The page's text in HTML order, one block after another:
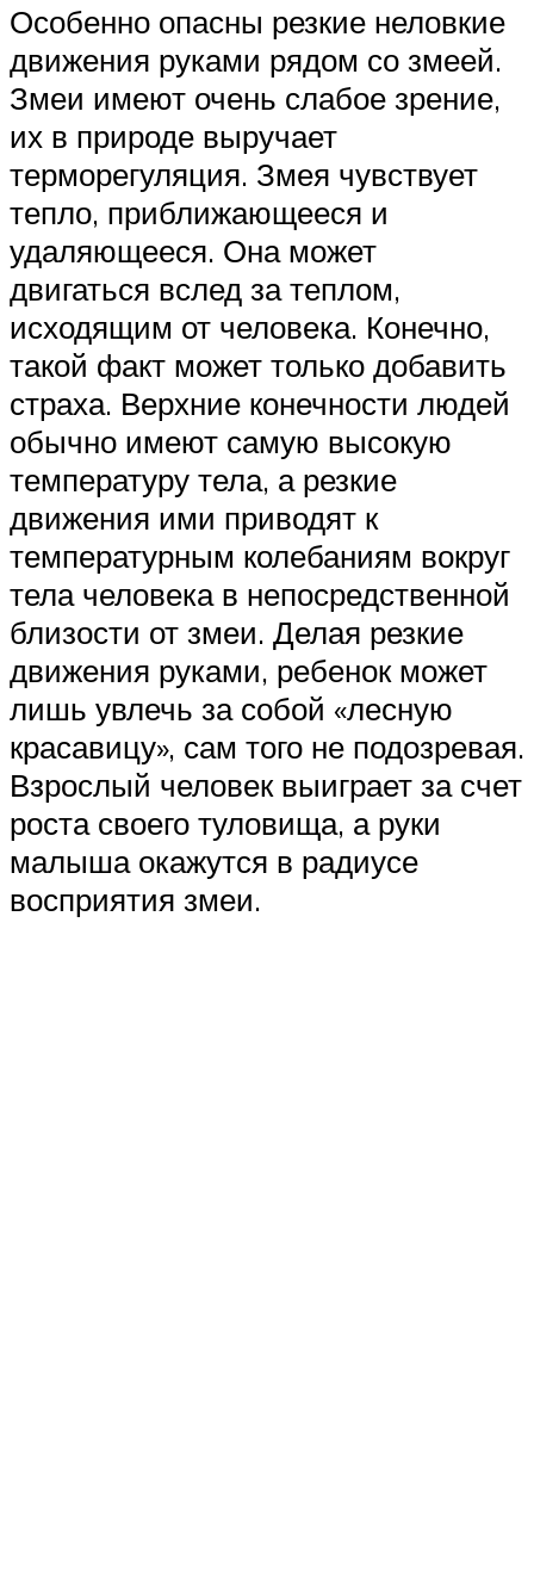
Особенно опасны резкие неловкие
движения руками рядом со змеей.
Змеи имеют очень слабое зрение,
их в природе выручает
терморегуляция. Змея чувствует
тепло, приближающееся и
удаляющееся. Она может
двигаться вслед за теплом,
исходящим от человека. Конечно,
такой факт может только добавить
страха. Верхние конечности людей
обычно имеют самую высокую
температуру тела, а резкие
движения ими приводят к
температурным колебаниям вокруг
тела человека в непосредственной
близости от змеи. Делая резкие
движения руками, ребенок может
лишь увлечь за собой «лесную
красавицу», сам того не подозревая.
Взрослый человек выиграет за счет
роста своего туловища, а руки
малыша окажутся в радиусе
восприятия змеи.